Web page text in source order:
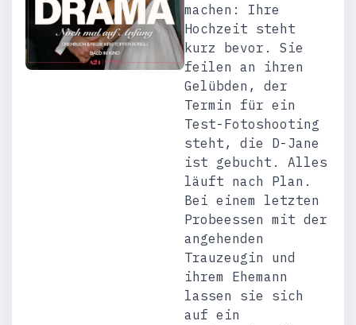
machen: Ihre
Hochzeit steht
kurz bevor. Sie
feilen an ihren
Gelübden, der
Termin für ein
Test-Fotoshooting
steht, die D-Jane
ist gebucht. Alles
läuft nach Plan.
Bei einem letzten
Probeessen mit der
angehenden
Trauzeugin und
ihrem Ehemann
lassen sie sich
auf ein